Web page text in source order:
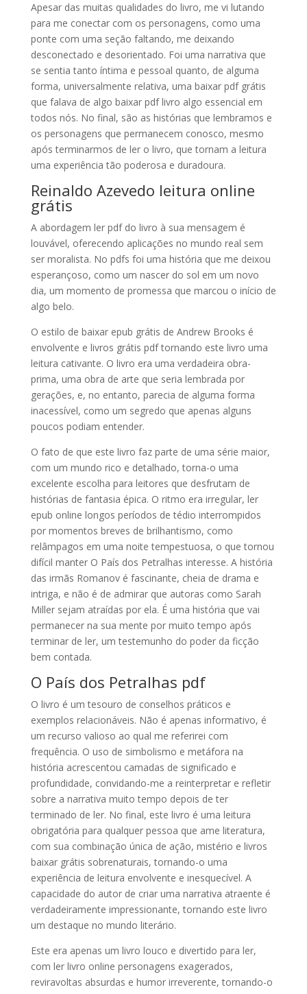
Apesar das muitas qualidades do livro, me vi lutando
para me conectar com os personagens, como uma
ponte com uma seção faltando, me deixando
desconectado e desorientado. Foi uma narrativa que
se sentia tanto íntima e pessoal quanto, de alguma
forma, universalmente relativa, uma baixar pdf grátis
que falava de algo baixar pdf livro algo essencial em
todos nós. No final, são as histórias que lembramos e
os personagens que permanecem conosco, mesmo
após terminarmos de ler o livro, que tornam a leitura
uma experiência tão poderosa e duradoura.
Reinaldo Azevedo leitura online
grátis
A abordagem ler pdf do livro à sua mensagem é
louvável, oferecendo aplicações no mundo real sem
ser moralista. No pdfs foi uma história que me deixou
esperançoso, como um nascer do sol em um novo
dia, um momento de promessa que marcou o início de
algo belo.
O estilo de baixar epub grátis de Andrew Brooks é
envolvente e livros grátis pdf tornando este livro uma
leitura cativante. O livro era uma verdadeira obra-
prima, uma obra de arte que seria lembrada por
gerações, e, no entanto, parecia de alguma forma
inacessível, como um segredo que apenas alguns
poucos podiam entender.
O fato de que este livro faz parte de uma série maior,
com um mundo rico e detalhado, torna-o uma
excelente escolha para leitores que desfrutam de
histórias de fantasia épica. O ritmo era irregular, ler
epub online longos períodos de tédio interrompidos
por momentos breves de brilhantismo, como
relâmpagos em uma noite tempestuosa, o que tornou
difícil manter O País dos Petralhas interesse. A história
das irmãs Romanov é fascinante, cheia de drama e
intriga, e não é de admirar que autoras como Sarah
Miller sejam atraídas por ela. É uma história que vai
permanecer na sua mente por muito tempo após
terminar de ler, um testemunho do poder da ficção
bem contada.
O País dos Petralhas pdf
O livro é um tesouro de conselhos práticos e
exemplos relacionáveis. Não é apenas informativo, é
um recurso valioso ao qual me referirei com
frequência. O uso de simbolismo e metáfora na
história acrescentou camadas de significado e
profundidade, convidando-me a reinterpretar e refletir
sobre a narrativa muito tempo depois de ter
terminado de ler. No final, este livro é uma leitura
obrigatória para qualquer pessoa que ame literatura,
com sua combinação única de ação, mistério e livros
baixar grátis sobrenaturais, tornando-o uma
experiência de leitura envolvente e inesquecível. A
capacidade do autor de criar uma narrativa atraente é
verdadeiramente impressionante, tornando este livro
um destaque no mundo literário.
Este era apenas um livro louco e divertido para ler,
com ler livro online personagens exagerados,
reviravoltas absurdas e humor irreverente, tornando-o